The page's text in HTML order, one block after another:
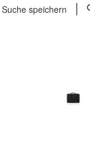
Suche speichern